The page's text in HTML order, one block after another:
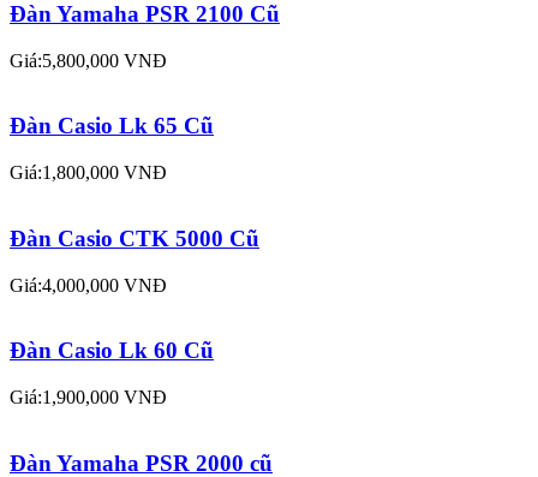
Đàn Yamaha PSR 2100 Cũ
Giá:5,800,000 VNĐ
Đàn Casio Lk 65 Cũ
Giá:1,800,000 VNĐ
Đàn Casio CTK 5000 Cũ
Giá:4,000,000 VNĐ
Đàn Casio Lk 60 Cũ
Giá:1,900,000 VNĐ
Đàn Yamaha PSR 2000 cũ